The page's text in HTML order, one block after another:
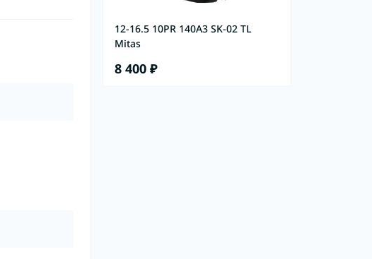
12-16.5 10PR 140A3 SK-02 TL
Mitas
8 400 ₽